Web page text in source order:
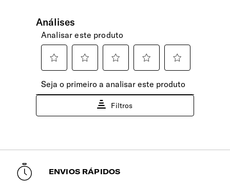
Etiqueta de Identificação
Pega Extensível
Duplo tubo extensível para ajustar confortavelmente à sua
4 rodas extragrandes para deslize suave e suspensão para
ENVIOS RÁPIDOS